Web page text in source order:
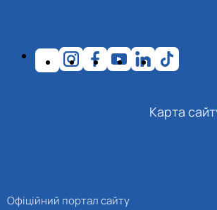
Карта
Офіційний портал сайту